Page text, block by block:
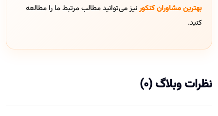
بهترین مشاوران کنکورنیز می‌توانید مطالب مرتبط ما را مطالعه
کنید.
نظرات وبلاگ (0)